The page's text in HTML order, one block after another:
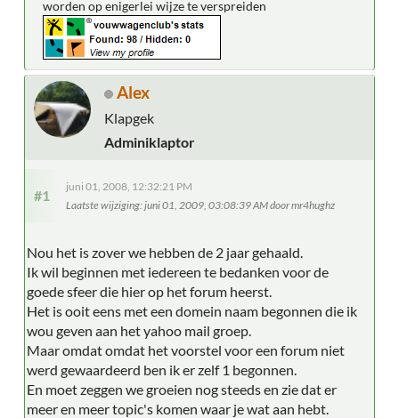
worden op enigerlei wijze te verspreiden
Alex
Klapgek
Adminiklaptor
#1
juni 01, 2008, 12:32:21 PM
Laatste wijziging: juni 01, 2009, 03:08:39 AM door mr4hughz
Nou het is zover we hebben de 2 jaar gehaald.
Ik wil beginnen met iedereen te bedanken voor de
goede sfeer die hier op het forum heerst.
Het is ooit eens met een domein naam begonnen die ik
wou geven aan het yahoo mail groep.
Maar omdat omdat het voorstel voor een forum niet
werd gewaardeerd ben ik er zelf 1 begonnen.
En moet zeggen we groeien nog steeds en zie dat er
meer en meer topic's komen waar je wat aan hebt.